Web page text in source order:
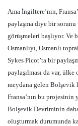
Ama İngiltere’nin,
paylaşma diye bir sorunu
görüşmeleri başlıyor. Ve
Osmanlıyı, Osmanlı
Sykes Picot’ta bir
paylaşılması da var,
meydana gelen Bolşevik
Fransa’nın bu projesinin
Bolşevik Devriminin
oluşturmak durumunda